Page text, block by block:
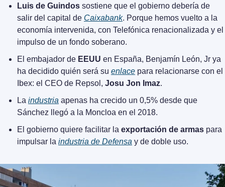
Luis de Guindos sostiene que el gobierno debería de
salir del capital de Caixabank. Porque hemos vuelto a la
economía intervenida, con Telefónica renacionalizada y el
impulso de un fondo soberano.
El embajador de EEUU en España, Benjamín León, Jr ya
ha decidido quién será su enlace para relacionarse con el
Ibex: el CEO de Repsol, Josu Jon Imaz.
La industria apenas ha crecido un 0,5% desde que
Sánchez llegó a la Moncloa en el 2018.
El gobierno quiere facilitar la exportación de armas para
impulsar la industria de Defensa y de doble uso.